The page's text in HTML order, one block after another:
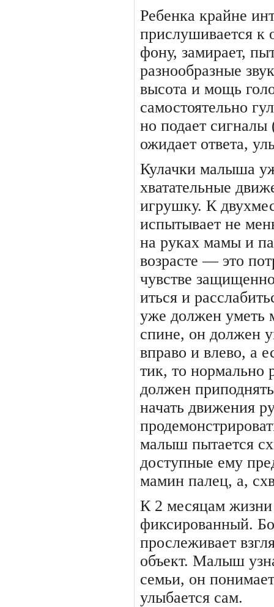
Ребенка крайне
при­слушивается к
фону, зами­рает,
разнообразные
высота и мощь
самостоятельно
но подает сигналы
ожидает ответа,
Кулачки малыша
хва­тательные
игрушку. К
испытывает не
на руках мамы и
возрасте — это
чувстве
иться и
уже должен уметь
спине, он должен
вправо и влево, а
тик, то
должен
начать движения
малыш пытается
доступные ему
ма­мин палец, а,
К 2 месяцам жизни
фиксиро­ванный.
прослеживает
объект. Малыш
семьи, он
улыбается сам.